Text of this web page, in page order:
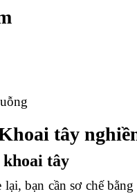
tây
khoai tây
lại, bạn cần sơ chế